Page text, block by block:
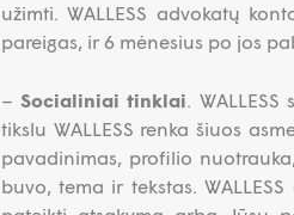
užimti. WALLESS advokatų
pareigas, ir 6 mėnesius po jos
–Socialiniai tinklai.
tikslu WALLESS renka šiuos
pavadinimas, profilio
buvo, tema ir tekstas.